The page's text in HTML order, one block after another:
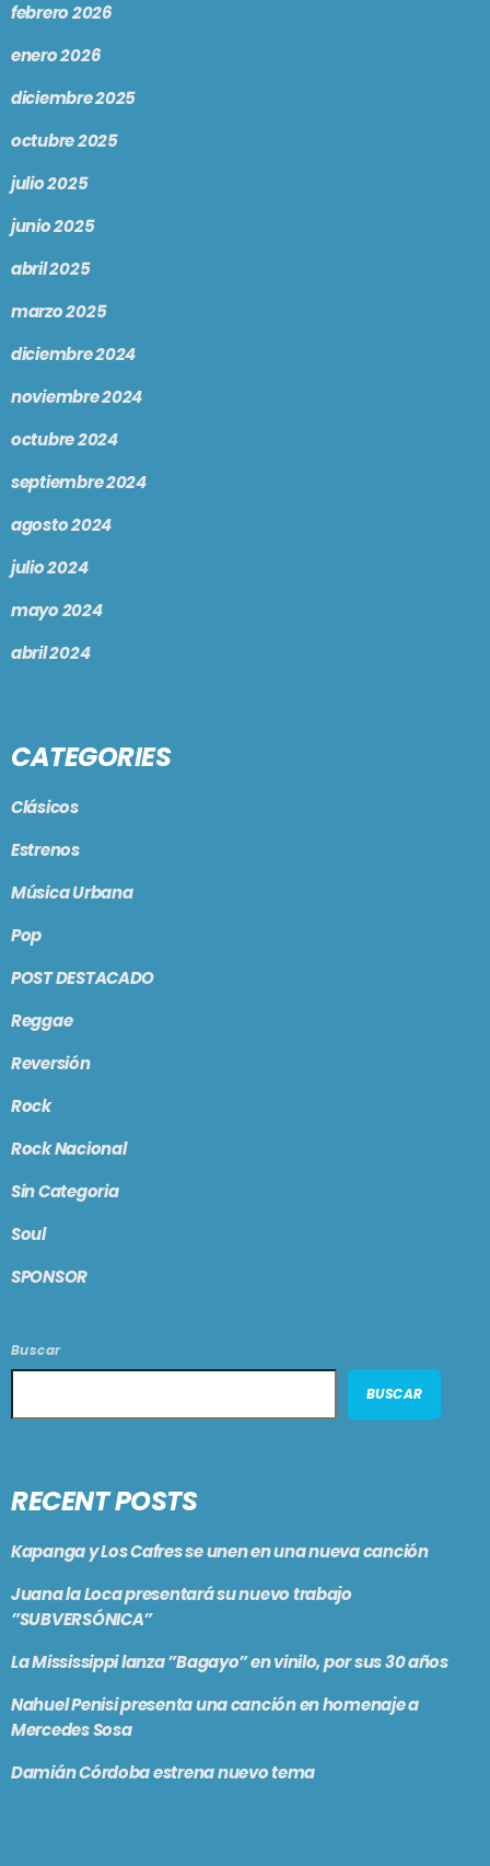
febrero 2026
enero 2026
diciembre 2025
octubre 2025
julio 2025
junio 2025
abril 2025
marzo 2025
diciembre 2024
noviembre 2024
octubre 2024
septiembre 2024
agosto 2024
julio 2024
mayo 2024
abril 2024
CATEGORIES
Clásicos
Estrenos
Música Urbana
Pop
POST DESTACADO
Reggae
Reversión
Rock
Rock Nacional
Sin Categoria
Soul
SPONSOR
Buscar
BUSCAR
RECENT POSTS
Kapanga y Los Cafres se unen en una nueva canción
Juana la Loca presentará su nuevo trabajo
”SUBVERSÓNICA”
La Mississippi lanza ”Bagayo” en vinilo, por sus 30 años
Nahuel Penisi presenta una canción en homenaje a
Mercedes Sosa
Damián Córdoba estrena nuevo tema